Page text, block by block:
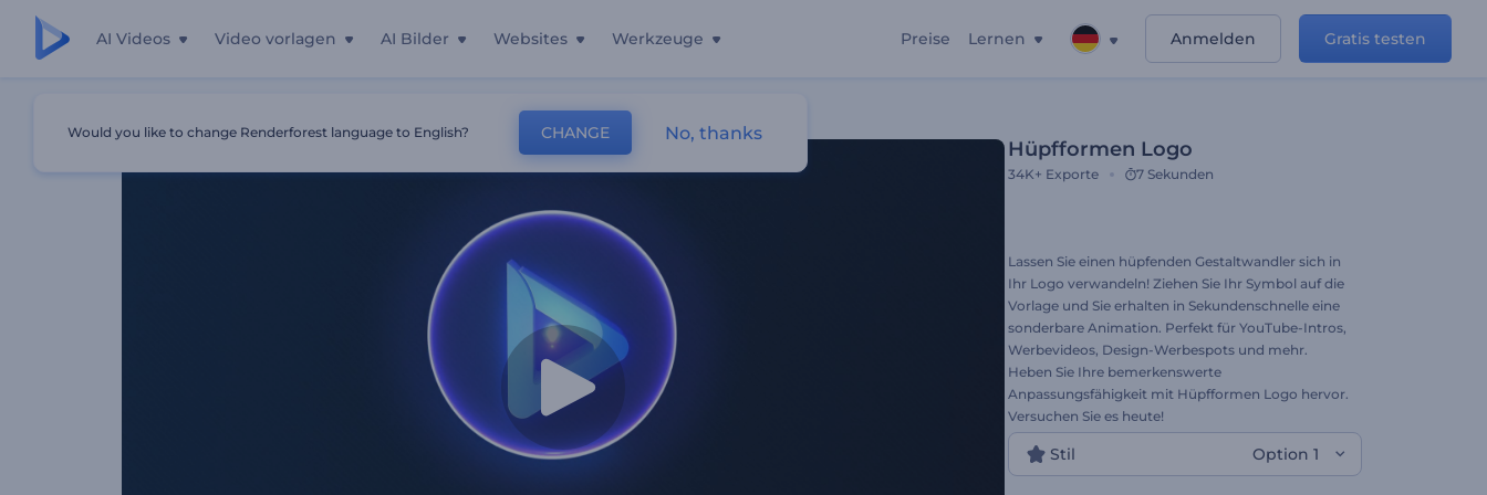
AI Videos Video vorlagen AI Bilder Websites Werkzeuge Preise Lernen Anmelden Gratis testen
Hüpfformen Logo
34K+ Exporte 7 Sekunden
Lassen Sie einen hüpfenden Gestaltwandler sich in
Ihr Logo verwandeln! Ziehen Sie Ihr Symbol auf die
Vorlage und Sie erhalten in Sekundenschnelle eine
sonderbare Animation. Perfekt für YouTube-Intros,
Werbevideos, Design-Werbespots und mehr.
Heben Sie Ihre bemerkenswerte
Anpassungsfähigkeit mit Hüpfformen Logo hervor.
Versuchen Sie es heute!
Stil Option 1
Would you like to change Renderforest language to English? CHANGE No, thanks